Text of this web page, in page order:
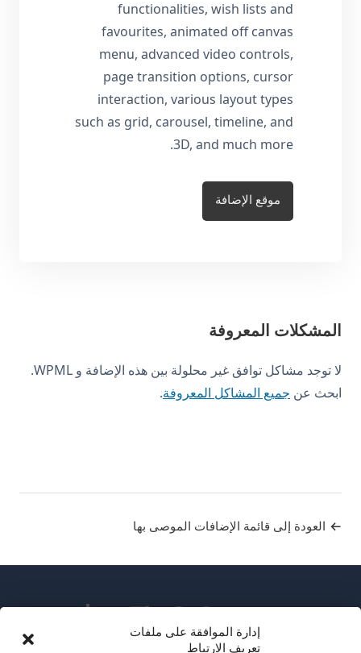
إدارة الموافقة على ملفات
تعريف الارتباط
functionalities, wish lists and
favourites, animated off canvas
menu, advanced video controls,
page transition options, cursor
interaction, various layout types
such as grid, carousel, timeline, and
3D, and much more.
موقع الإضافة
المشكلات المعروفة
لا توجد مشاكل توافق غير محلولة بين هذه الإضافة و WPML.
ابحث عن جميع المشاكل المعروفة.
العودة إلى قائمة الإضافات الموصى بها